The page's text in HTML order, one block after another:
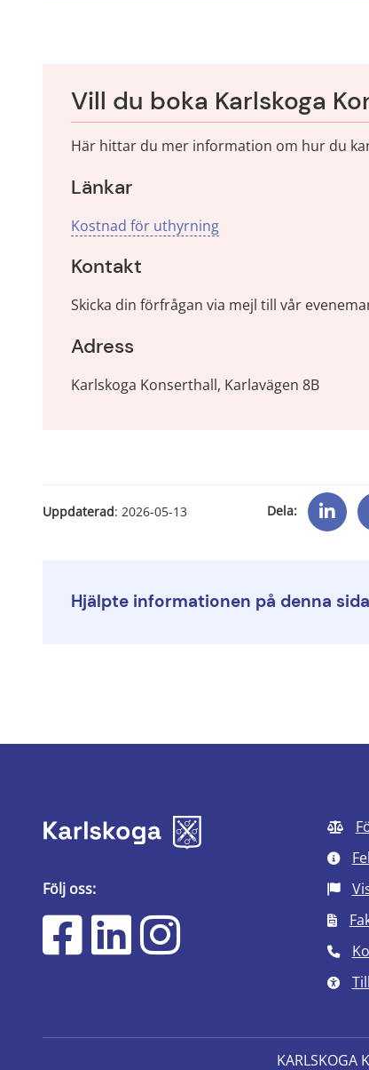
Vill du boka Karlskoga
Här hittar du mer information om hur du
Länkar
Kostnad för uthyrning
Kontakt
Skicka din förfrågan via mejl till vår
Adress
Karlskoga Konserthall, Karlavägen 8B
Uppdaterad: 2026-05-13 Dela:
Hjälpte informationen på denna
Följ oss:
KARLSKOGA